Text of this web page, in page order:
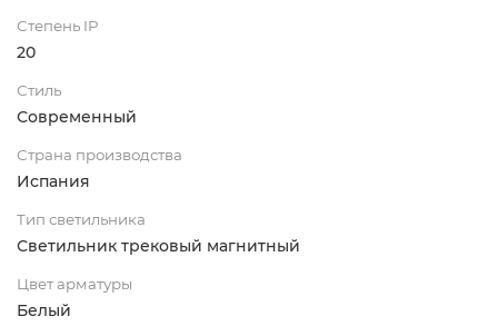
Степень IP
20
Стиль
Современный
Страна производства
Испания
Тип светильника
Светильник трековый магнитный
Цвет арматуры
Белый